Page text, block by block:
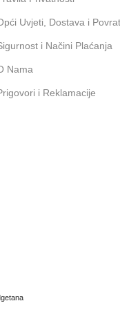
Uvjeti, Dostava i
i Načini Plaćanja
Nama
i Reklamacije